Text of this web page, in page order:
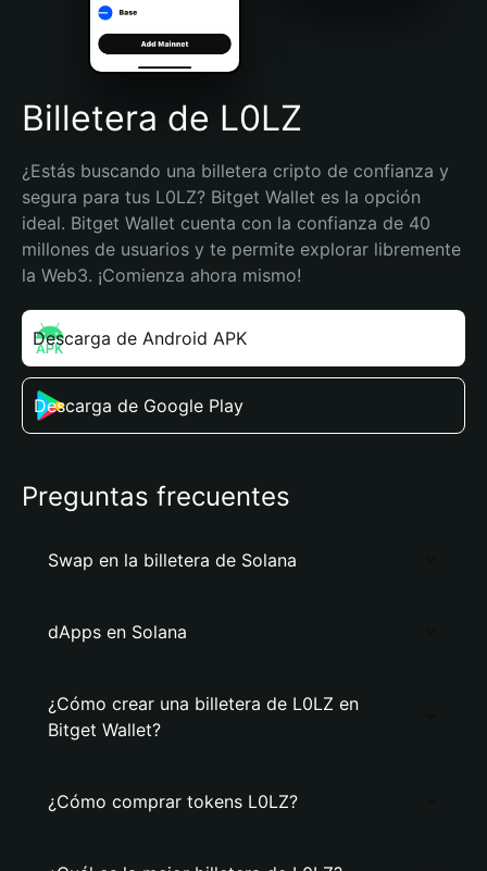
Português (Brasil)
Español (Argentina)
Billetera de L0LZ
¿Estás buscando una billetera cripto de confianza y
segura para tus L0LZ? Bitget Wallet es la opción
ideal. Bitget Wallet cuenta con la confianza de 40
millones de usuarios y te permite explorar libremente
la Web3. ¡Comienza ahora mismo!
Descarga de Android APK
Descarga de Google Play
Preguntas frecuentes
Swap en la billetera de Solana
dApps en Solana
¿Cómo crear una billetera de L0LZ en
Bitget Wallet?
¿Cómo comprar tokens L0LZ?